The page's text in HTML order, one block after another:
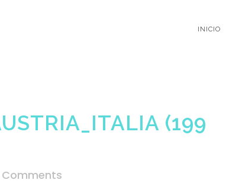
INICIO
(199
Comments